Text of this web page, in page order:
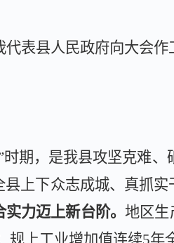
代表县人民政府向大会
时期，是我县攻坚克难
上下众志成城、真抓实
实力迈上新台阶。地区生
规上工业增加值连续5年